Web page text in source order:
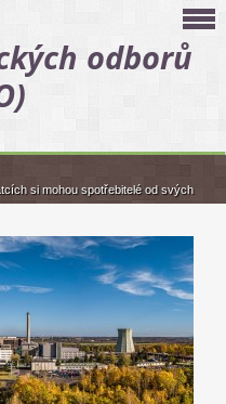
odborů
si mohou spotřebitelé od svých